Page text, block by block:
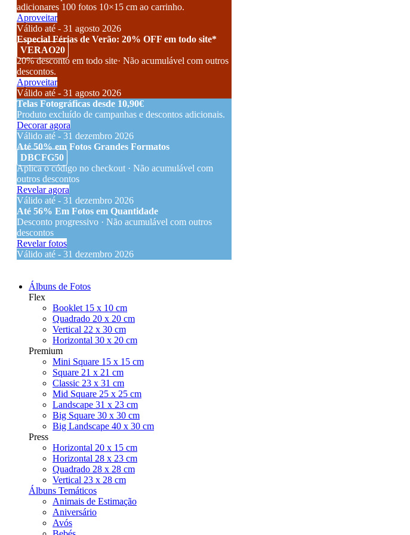
adicionares 100 fotos 10×15 cm ao carrinho.
Aproveitar
Válido até - 31 agosto 2026
Especial Férias de Verão: 20% OFF em todo site*
VERAO20
20% desconto em todo site· Não acumulável com outros
descontos.
Aproveitar
Válido até - 31 agosto 2026
Telas Fotográficas desde 10,90€
Produto excluído de campanhas e descontos adicionais.
Decorar agora
Válido até - 31 dezembro 2026
Até 50% em Fotos Grandes Formatos
DBCFG50
Aplica o código no checkout · Não acumulável com
outros descontos
Revelar agora
Válido até - 31 dezembro 2026
Até 56% Em Fotos em Quantidade
Desconto progressivo · Não acumulável com outros
descontos
Revelar fotos
Válido até - 31 dezembro 2026
Álbuns de Fotos
Flex
Booklet 15 x 10 cm
Quadrado 20 x 20 cm
Vertical 22 x 30 cm
Horizontal 30 x 20 cm
Premium
Mini Square 15 x 15 cm
Square 21 x 21 cm
Classic 23 x 31 cm
Mid Square 25 x 25 cm
Landscape 31 x 23 cm
Big Square 30 x 30 cm
Big Landscape 40 x 30 cm
Press
Horizontal 20 x 15 cm
Horizontal 28 x 23 cm
Quadrado 28 x 28 cm
Vertical 23 x 28 cm
Álbuns Temáticos
Animais de Estimação
Aniversário
Avós